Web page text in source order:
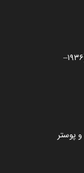
به یاد اردوغان باشول (۱۹۳۶–
و پوستر